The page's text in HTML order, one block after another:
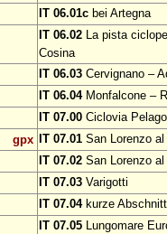
IT 06.01c bei Artegna
IT 06.02 La pista
Cosina
IT 06.03 Cervignano –
IT 06.04Monfalcone –
IT 07.00 Ciclovia
gpx
IT 07.01 San Lorenzo
IT 07.02 San Lorenzo
IT 07.03 Varigotti
IT 07.04kurze
IT 07.05 Lungomare